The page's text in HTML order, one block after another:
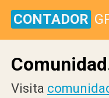
CONTADOR
Visita